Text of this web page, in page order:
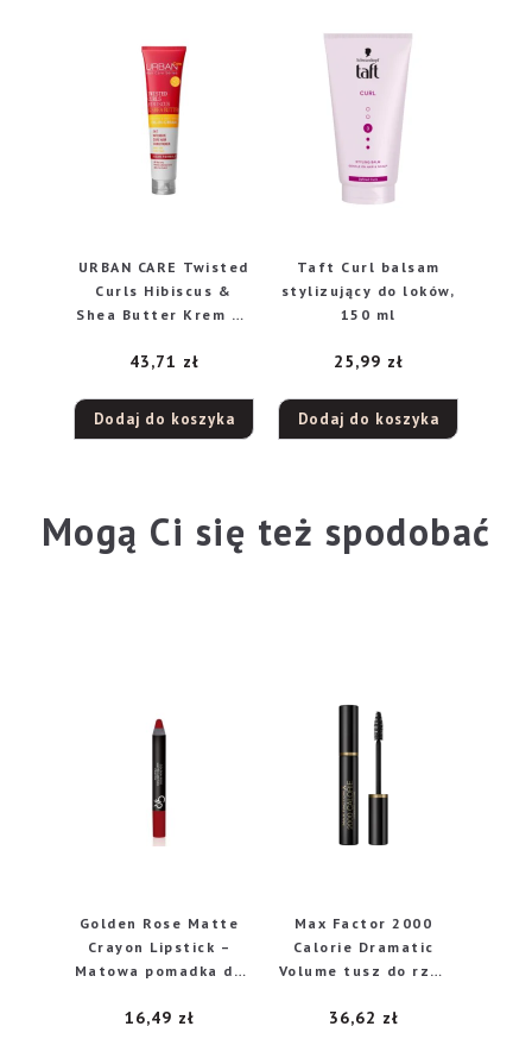
URBAN CARE Twisted
Curls Hibiscus &
Shea Butter Krem do
włosów falowanych i
43,71 zł
Dodaj do koszyka
Taft Curl balsam
stylizujący do loków,
150 ml
25,99 zł
Dodaj do koszyka
Mogą Ci się też spodobać
Golden Rose Matte
Crayon Lipstick –
Matowa pomadka do
16,49 zł
Max Factor 2000
Calorie Dramatic
Volume tusz do rzęs
36,62 zł